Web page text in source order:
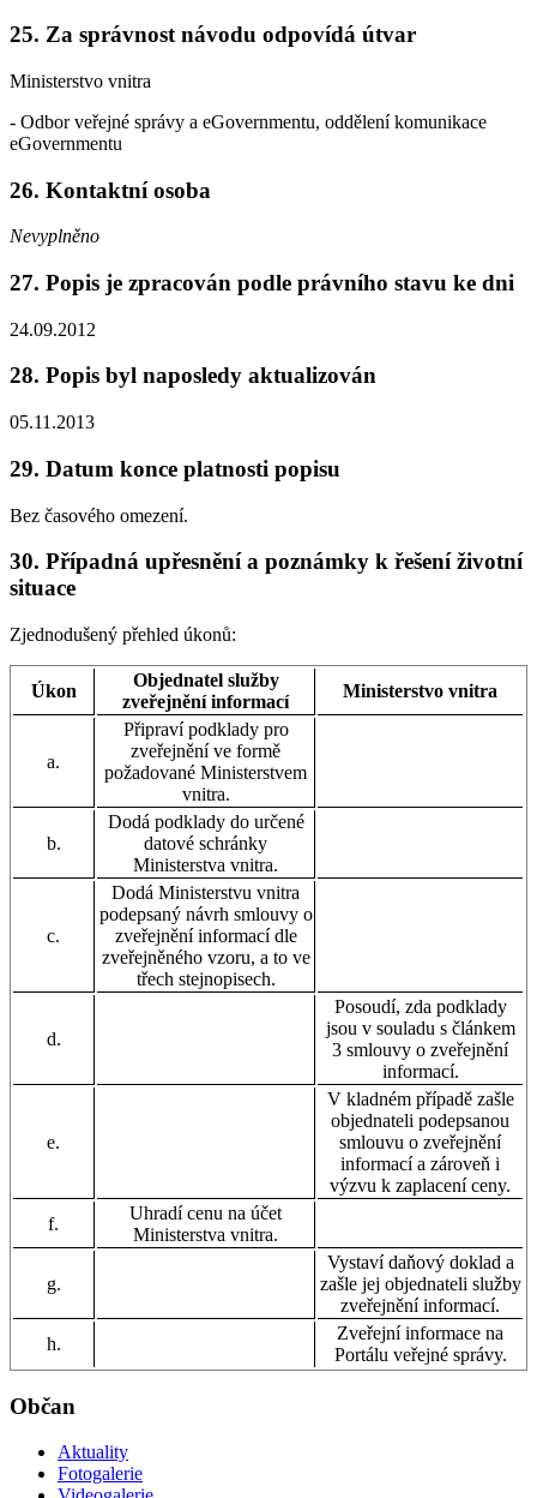
25. Za správnost návodu odpovídá útvar
Ministerstvo vnitra
- Odbor veřejné správy a eGovernmentu, oddělení komunikace
eGovernmentu
26. Kontaktní osoba
Nevyplněno
27. Popis je zpracován podle právního stavu ke dni
24.09.2012
28. Popis byl naposledy aktualizován
05.11.2013
29. Datum konce platnosti popisu
Bez časového omezení.
30. Případná upřesnění a poznámky k řešení životní
situace
Zjednodušený přehled úkonů:
Úkon
Objednatel služby
zveřejnění informací
Ministerstvo vnitra
a.
Připraví podklady pro
zveřejnění ve formě
požadované Ministerstvem
vnitra.
b.
Dodá podklady do určené
datové schránky
Ministerstva vnitra.
c.
Dodá Ministerstvu vnitra
podepsaný návrh smlouvy o
zveřejnění informací dle
zveřejněného vzoru, a to ve
třech stejnopisech.
d.
Posoudí, zda podklady
jsou v souladu s článkem
3 smlouvy o zveřejnění
informací.
e.
V kladném případě zašle
objednateli podepsanou
smlouvu o zveřejnění
informací a zároveň i
výzvu k zaplacení ceny.
f.
Uhradí cenu na účet
Ministerstva vnitra.
g.
Vystaví daňový doklad a
zašle jej objednateli služby
zveřejnění informací.
h.
Zveřejní informace na
Portálu veřejné správy.
Občan
Aktuality
Fotogalerie